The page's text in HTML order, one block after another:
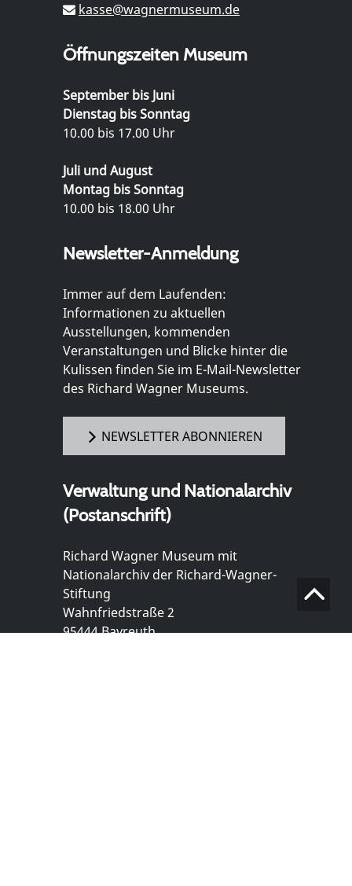
kasse@wagnermuseum.de
Öffnungszeiten Museum
September bis Juni
Dienstag bis Sonntag
10.00 bis 17.00 Uhr
Juli und August
Montag bis Sonntag
10.00 bis 18.00 Uhr
Newsletter-Anmeldung
Immer auf dem Laufenden:
Informationen zu aktuellen
Ausstellungen, kommenden
Veranstaltungen und Blicke hinter die
Kulissen finden Sie im E-Mail-Newsletter
des Richard Wagner Museums.
NEWSLETTER ABONNIEREN
Verwaltung und Nationalarchiv
(Postanschrift)
Richard Wagner Museum mit
Nationalarchiv der Richard-Wagner-
Stiftung
Wahnfriedstraße 2
95444 Bayreuth